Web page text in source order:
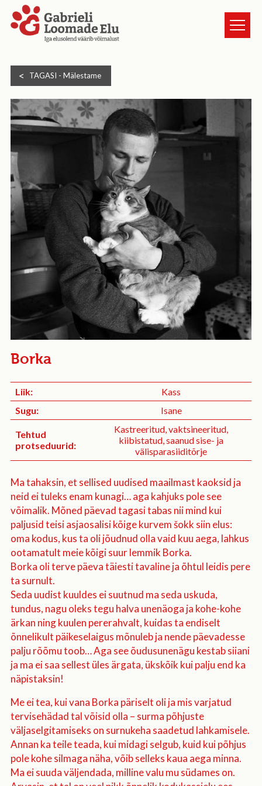
TURVAKODUST
LOOMAD
UUDISED
ANNETA
KASSI VÕTMINE
GALERII
HEA TEADA
TULE VABATAHTLIKUKS
KONTAKT
TAGASI - Mälestame
Borka
Liik:
Kass
Sugu:
Isane
Tehtud
protseduurid:
Kastreeritud, vaktsineeritud,
kiibistatud, saanud sise- ja
välisparasiiditõrje
Ma tahaksin, et sellised uudised maailmast kaoksid ja
neid ei tuleks enam kunagi… aga kahjuks pole see
võimalik. Mõned päevad tagasi tabas nii mind kui
paljusid teisi asjaosalisi kõige kurvem šokk siin elus:
oma kodus, kus ta oli jõudnud olla vaid kuu aega, lahkus
ootamatult meie kõigi suur lemmik Borka.
Borka oli terve päeva täiesti tavaline ja õhtul leidis pere
ta surnult.
Seda uudist kuuldes ei suutnud ma seda uskuda,
tundus, nagu oleks tegu halva unenäoga ja kohe-kohe
ärkan ning kuulen pererahvalt, kuidas ta endiselt
õnnelikult päikeselaigus mõnuleb ja nende päevadesse
palju rõõmu toob… Aga see õudusunenägu kestab siiani
ja ma ei saa sellest üles ärgata, ükskõik kui palju end ka
näpistaksin!
Me ei tea, kui vana Borka päriselt oli ja mis varjatud
tervisehädad tal võisid olla – surma põhjuste
väljaselgitamiseks on surnukeha saadetud lahkamisele.
Annan ka teile teada, kui midagi selgub, kuid kui põhjus
pole kohe silmaga näha, võib selleks kaua aega minna.
Ma ei suuda väljendada, milline valu mu südames on.